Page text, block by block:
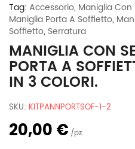
quantità
Tag: Accessorio, Maniglia
Maniglia Porta A Soffietto,
Soffietto, Serratura
MANIGLIA CON
PORTA A
IN 3 COLORI.
SKU: KITPANNPORTSOF-1-2
20,00 € pz.